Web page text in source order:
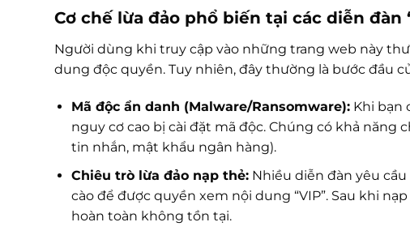
Cơ chế lừa đảo phổ biến tại các diễn đàn
Người dùng khi truy cập vào những trang web này
dung độc quyền. Tuy nhiên, đây thường là bước đầu
Mã độc ẩn danh (Malware/Ransomware):Khi bạn
nguy cơ cao bị cài đặt mã độc. Chúng có khả năng
tin nhắn, mật khẩu ngân hàng).
Chiêu trò lừa đảo nạp thẻ:Nhiều diễn đàn yêu
cào để được quyền xem nội dung “VIP”. Sau khi
hoàn toàn không tồn tại.